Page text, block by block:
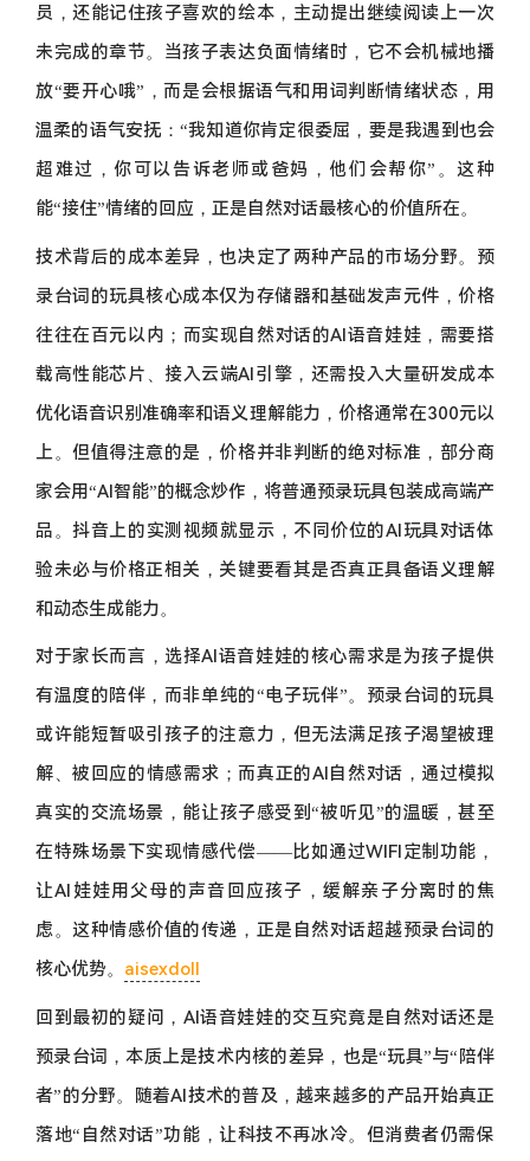
员，还能记住孩子喜欢的绘本，主动提出继续阅读上一次
未完成的章节。当孩子表达负面情绪时，它不会机械地播
放“要开心哦”，而是会根据语气和用词判断情绪状态，用
温柔的语气安抚：“我知道你肯定很委屈，要是我遇到也会
超难过，你可以告诉老师或爸妈，他们会帮你”。这种
能“接住”情绪的回应，正是自然对话最核心的价值所在。
技术背后的成本差异，也决定了两种产品的市场分野。预
录台词的玩具核心成本仅为存储器和基础发声元件，价格
往往在百元以内；而实现自然对话的AI语音娃娃，需要搭
载高性能芯片、接入云端AI引擎，还需投入大量研发成本
优化语音识别准确率和语义理解能力，价格通常在300元以
上。但值得注意的是，价格并非判断的绝对标准，部分商
家会用“AI智能”的概念炒作，将普通预录玩具包装成高端产
品。抖音上的实测视频就显示，不同价位的AI玩具对话体
验未必与价格正相关，关键要看其是否真正具备语义理解
和动态生成能力。
对于家长而言，选择AI语音娃娃的核心需求是为孩子提供
有温度的陪伴，而非单纯的“电子玩伴”。预录台词的玩具
或许能短暂吸引孩子的注意力，但无法满足孩子渴望被理
解、被回应的情感需求；而真正的AI自然对话，通过模拟
真实的交流场景，能让孩子感受到“被听见”的温暖，甚至
在特殊场景下实现情感代偿——比如通过WIFI定制功能，
让AI娃娃用父母的声音回应孩子，缓解亲子分离时的焦
虑。这种情感价值的传递，正是自然对话超越预录台词的
核心优势。 aisexdoll
回到最初的疑问，AI语音娃娃的交互究竟是自然对话还是
预录台词，本质上是技术内核的差异，也是“玩具”与“陪伴
者”的分野。随着AI技术的普及，越来越多的产品开始真正
落地“自然对话”功能，让科技不再冰冷。但消费者仍需保